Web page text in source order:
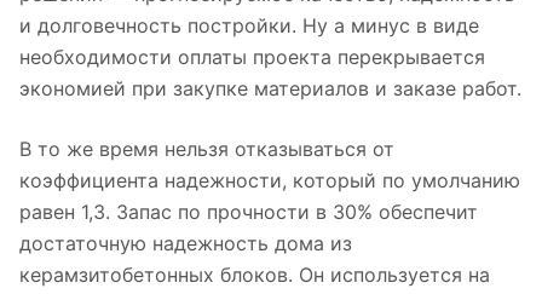
и долговечность постройки. Ну а минус в виде
необходимости оплаты проекта перекрывается
экономией при закупке материалов и заказе работ.
В то же время нельзя отказываться от
коэффициента надежности, который по умолчанию
равен 1,3. Запас по прочности в 30% обеспечит
достаточную надежность дома из
керамзитобетонных блоков. Он используется на